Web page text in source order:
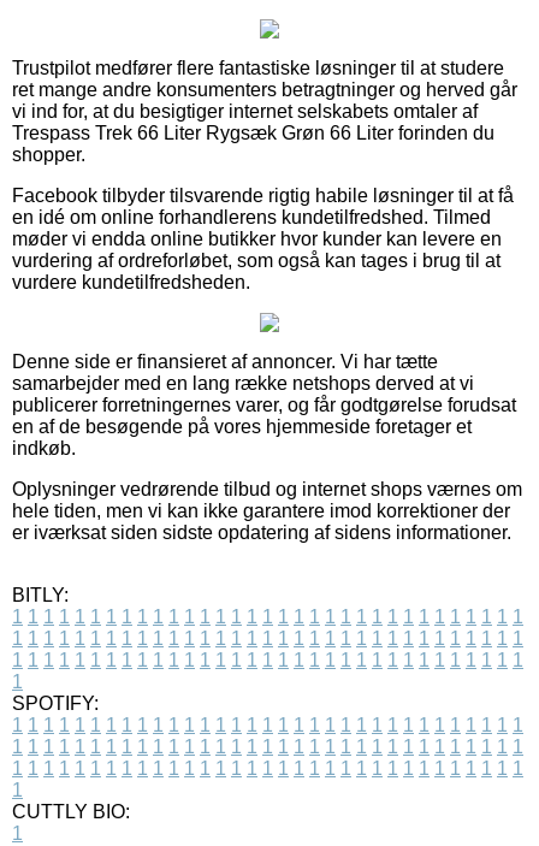
Trustpilot medfører flere fantastiske løsninger til at studere
ret mange andre konsumenters betragtninger og herved går
vi ind for, at du besigtiger internet selskabets omtaler af
Trespass Trek 66 Liter Rygsæk Grøn 66 Liter forinden du
shopper.
Facebook tilbyder tilsvarende rigtig habile løsninger til at få
en idé om online forhandlerens kundetilfredshed. Tilmed
møder vi endda online butikker hvor kunder kan levere en
vurdering af ordreforløbet, som også kan tages i brug til at
vurdere kundetilfredsheden.
Denne side er finansieret af annoncer. Vi har tætte
samarbejder med en lang række netshops derved at vi
publicerer forretningernes varer, og får godtgørelse forudsat
en af de besøgende på vores hjemmeside foretager et
indkøb.
Oplysninger vedrørende tilbud og internet shops værnes om
hele tiden, men vi kan ikke garantere imod korrektioner der
er iværksat siden sidste opdatering af sidens informationer.
BITLY:
1 1 1 1 1 1 1 1 1 1 1 1 1 1 1 1 1 1 1 1 1 1 1 1 1 1 1 1 1 1 1 1 1
1 1 1 1 1 1 1 1 1 1 1 1 1 1 1 1 1 1 1 1 1 1 1 1 1 1 1 1 1 1 1 1 1
1 1 1 1 1 1 1 1 1 1 1 1 1 1 1 1 1 1 1 1 1 1 1 1 1 1 1 1 1 1 1 1 1
1
SPOTIFY:
1 1 1 1 1 1 1 1 1 1 1 1 1 1 1 1 1 1 1 1 1 1 1 1 1 1 1 1 1 1 1 1 1
1 1 1 1 1 1 1 1 1 1 1 1 1 1 1 1 1 1 1 1 1 1 1 1 1 1 1 1 1 1 1 1 1
1 1 1 1 1 1 1 1 1 1 1 1 1 1 1 1 1 1 1 1 1 1 1 1 1 1 1 1 1 1 1 1 1
1
CUTTLY BIO:
1